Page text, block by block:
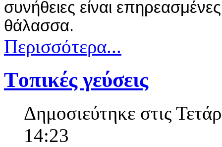
συνήθειες είναι
θάλασσα.
Περισσότερα...
Tοπικές γεύσεις
Δημοσιεύτηκε στις
14:23